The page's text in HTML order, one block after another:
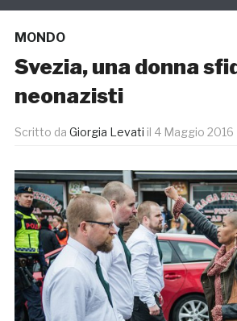
MONDO
Svezia, una donna
neonazisti
Scritto da Giorgia Levati il 4 Maggio 2016